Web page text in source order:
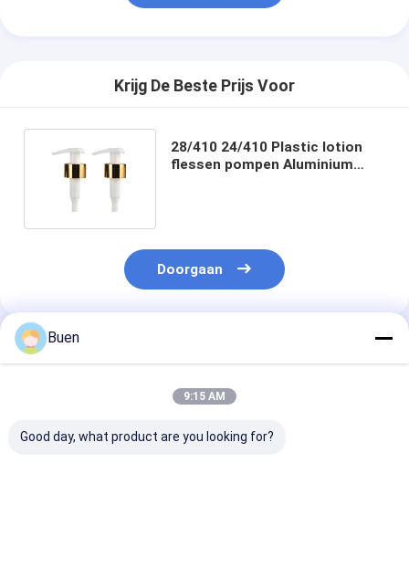
Krijg De Beste Prijs Voor
28/410 24/410 Plastic lotion
flessen pompen Aluminium
Doorgaan
Geadviseerde Producten
Buen
9:15 AM
Good day, what product are you looking for?